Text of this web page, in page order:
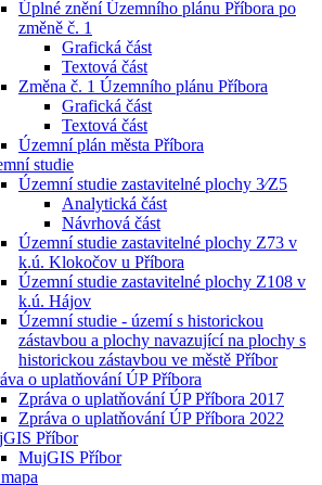
Úplné znění Územního plánu Příbora po
změně č. 1
Grafická část
Textová část
Změna č. 1 Územního plánu Příbora
Grafická část
Textová část
Územní plán města Příbora
studie
Územní studie zastavitelné plochy 3⁄Z5
Analytická část
Návrhová část
Územní studie zastavitelné plochy Z73 v
k.ú. Klokočov u Příbora
Územní studie zastavitelné plochy Z108 v
k.ú. Hájov
Územní studie - území s historickou
zástavbou a plochy navazující na plochy s
historickou zástavbou ve městě Příbor
o uplatňování ÚP Příbora
Zpráva o uplatňování ÚP Příbora 2017
Zpráva o uplatňování ÚP Příbora 2022
Příbor
MujGIS Příbor